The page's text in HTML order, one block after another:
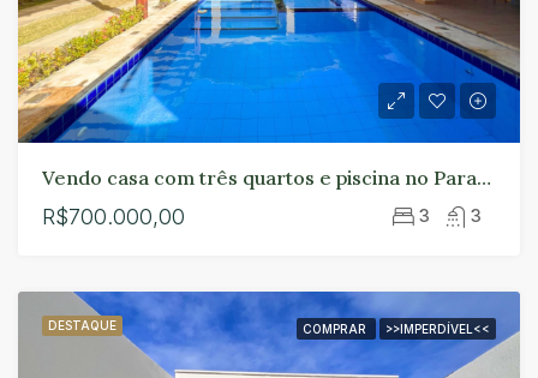
Vendo casa com três quartos e piscina no Paracuru.
R$700.000,00 3 3
DESTAQUE COMPRAR >>IMPERDÍVEL<<